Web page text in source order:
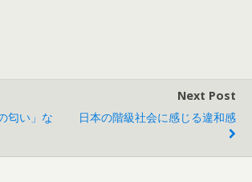
匂い」な
Next Post
日本の階級社会に感じる違和感